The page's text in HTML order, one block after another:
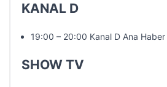
KANAL D
19:00 – 20:00 Kanal D Ana Haber
SHOW TV